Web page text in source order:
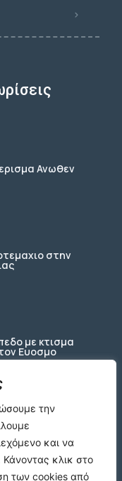
την
και να
Κάνοντας κλικ στο
των cookies από
Ανωθεν
στην
με κτισμα
Ευοσμο
200 τ.μ. με
ΚΩΔ4270